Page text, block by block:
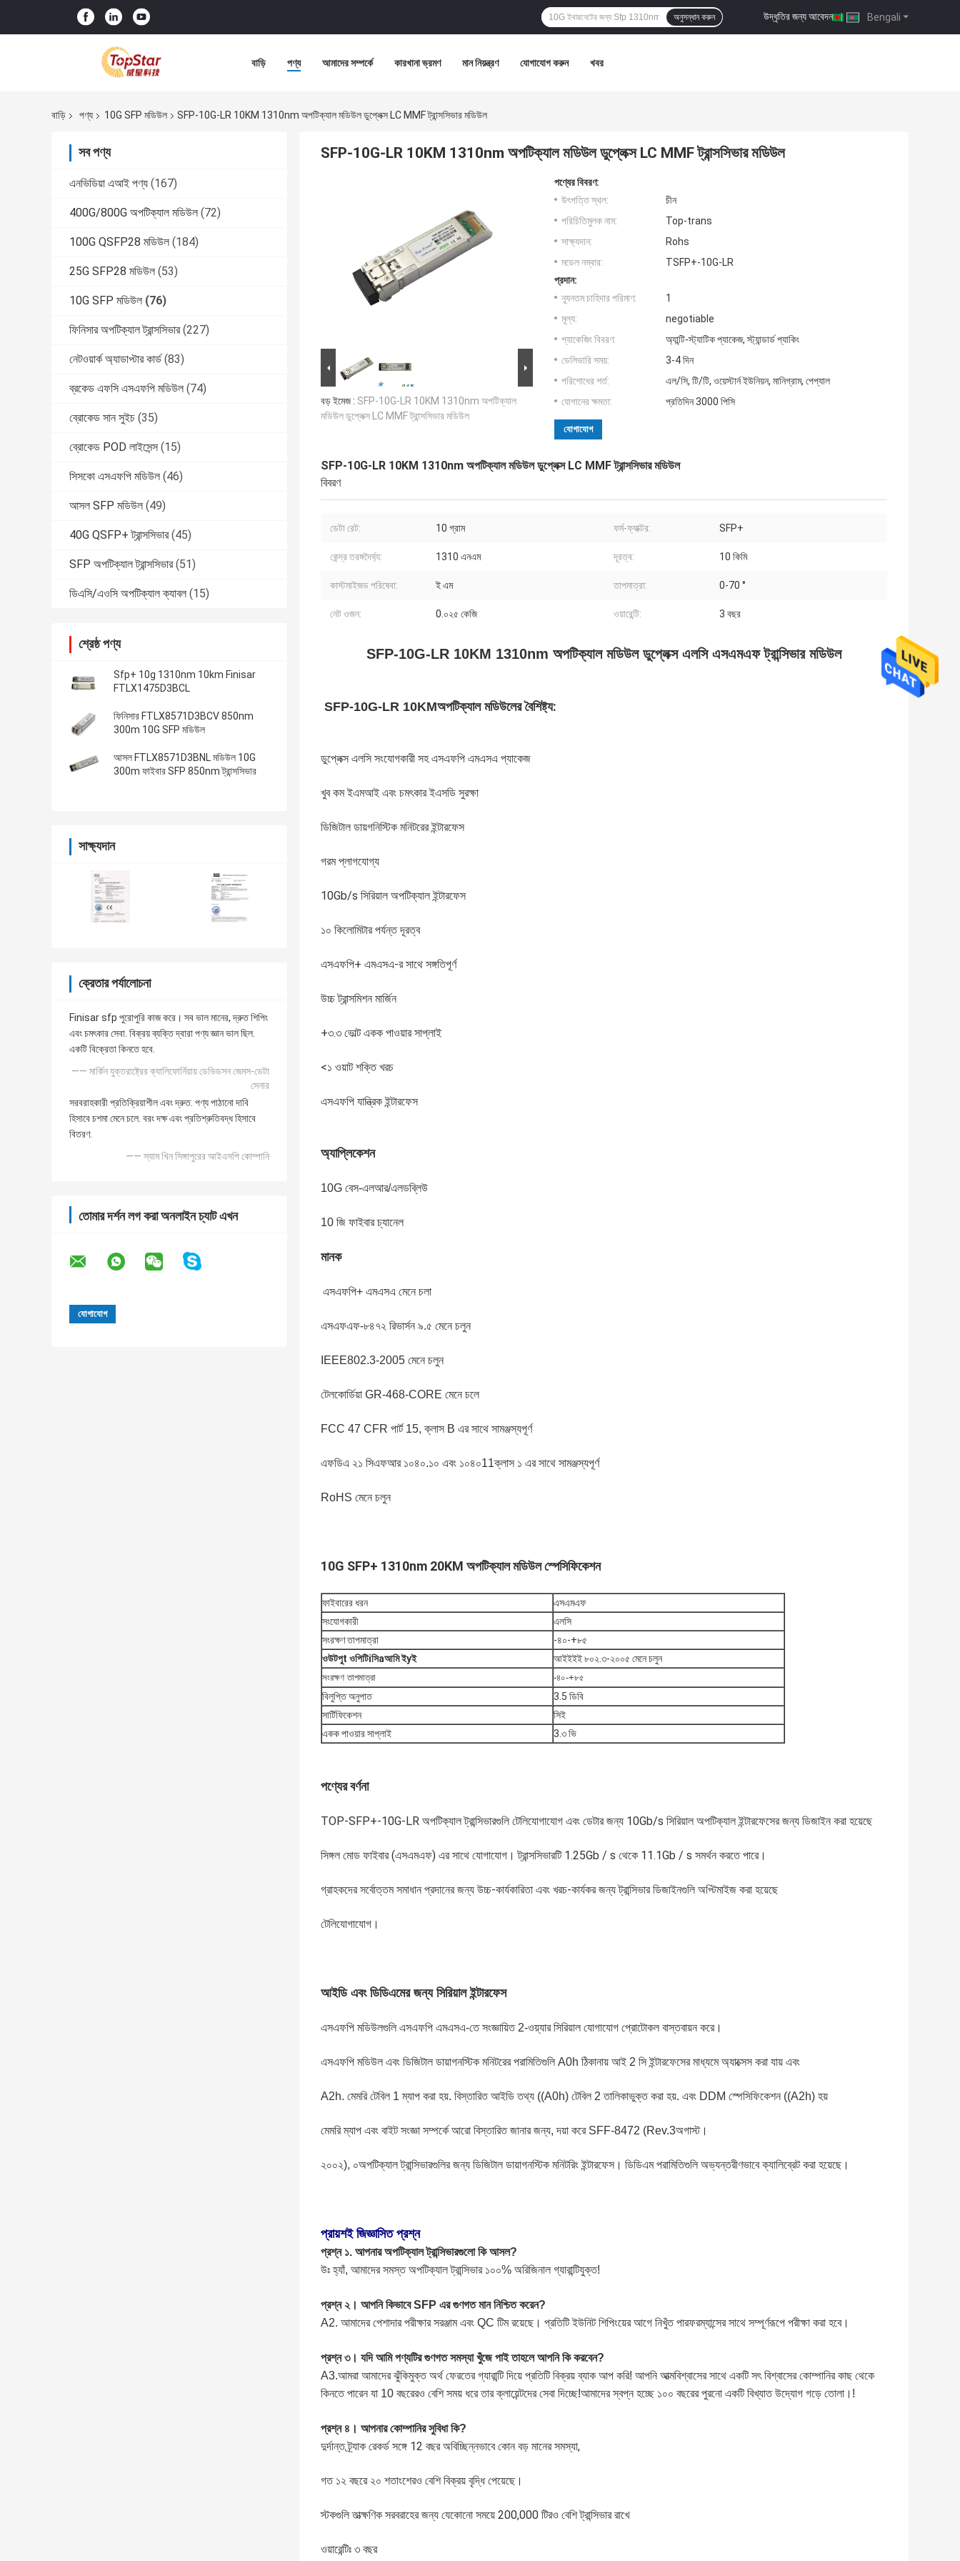
Bengali
উদ্ধৃতির জন্য আবেদন |
অনুসন্ধান করুন
বাড়ি পণ্য আমাদের সম্পর্কে কারখানা ভ্রমণ মান নিয়ন্ত্রণ যোগাযোগ করুন খবর
বাড়ি পণ্য 10G SFP মডিউল SFP-10G-LR 10KM 1310nm অপটিক্যাল মডিউল ডুপ্লেক্স LC MMF ট্রান্সসিভার মডিউল
সব পণ্য
এনভিডিয়া এআই পণ্য (167)
400G/800G অপটিক্যাল মডিউল (72)
100G QSFP28 মডিউল (184)
25G SFP28 মডিউল (53)
10G SFP মডিউল (76)
ফিনিসার অপটিক্যাল ট্রান্সসিভার (227)
নেটওয়ার্ক অ্যাডাপ্টার কার্ড (83)
ব্রকেড এফসি এসএফপি মডিউল (74)
ব্রোকেড সান সুইচ (35)
ব্রোকেড POD লাইসেন্স (15)
সিসকো এসএফপি মডিউল (46)
আসল SFP মডিউল (49)
40G QSFP+ ট্রান্সসিভার (45)
SFP অপটিক্যাল ট্রান্সসিভার (51)
ডিএসি/এওসি অপটিক্যাল ক্যাবল (15)
শ্রেষ্ঠ পণ্য
Sfp+ 10g 1310nm 10km Finisar
FTLX1475D3BCL
ফিনিসার FTLX8571D3BCV 850nm
300m 10G SFP মডিউল
আসল FTLX8571D3BNL মডিউল 10G
300m ফাইবার SFP 850nm ট্রান্সসিভার
সাক্ষ্যদান
ক্রেতার পর্যালোচনা
Finisar sfp পুরোপুরি কাজ করে। সব ভাল মানের, দ্রুত শিপিং
এবং চমৎকার সেবা. বিক্রয় ব্যক্তি দ্বারা পণ্য জ্ঞান ভাল ছিল.
একটি বিক্রেতা কিনতে হবে.
—— মার্কিন যুক্তরাষ্ট্রের ক্যালিফোর্নিয়ায় ডেভিডসন জেমস-ডেটা
সেনার
সরবরাহকারী প্রতিক্রিয়াশীল এবং দ্রুত. পণ্য পাঠানো দাবি
হিসাবে চশমা মেনে চলে. বরং দক্ষ এবং প্রতিশ্রুতিবদ্ধ হিসাবে
বিতরণ.
—— স্যাম খিন সিঙ্গাপুরের আইএসপি কোম্পানি
তোমার দর্শন লগ করা অনলাইন চ্যাট এখন
SFP-10G-LR 10KM 1310nm অপটিক্যাল মডিউল ডুপ্লেক্স LC MMF ট্রান্সসিভার মডিউল
বড় ইমেজ : SFP-10G-LR 10KM 1310nm অপটিক্যাল
মডিউল ডুপ্লেক্স LC MMF ট্রান্সসিভার মডিউল
পণ্যের বিবরণ:
উৎপত্তি স্থল:
চীন
পরিচিতিমুলক নাম:
Top-trans
সাক্ষ্যদান:
Rohs
মডেল নম্বার:
TSFP+-10G-LR
প্রদান:
ন্যূনতম চাহিদার পরিমাণ:
1
মূল্য:
negotiable
প্যাকেজিং বিবরণ:
অ্যান্টি-স্ট্যাটিক প্যাকেজ, স্ট্যান্ডার্ড প্যাকিং
ডেলিভারি সময়:
3-4 দিন
পরিশোধের শর্ত:
এল/সি, টি/টি, ওয়েস্টার্ন ইউনিয়ন, মানিগ্রাম, পেপ্যাল
যোগানের ক্ষমতা:
প্রতিদিন 3000 পিসি
যোগাযোগ
SFP-10G-LR 10KM 1310nm অপটিক্যাল মডিউল ডুপ্লেক্স LC MMF ট্রান্সসিভার মডিউল
বিবরণ
ডেটা রেট: 10 গ্রাম ফর্ম-ফ্যাক্টর: SFP+
কেন্দ্র তরঙ্গদৈর্ঘ্য: 1310 এনএম দূরত্ব: 10 কিমি
কাস্টমাইজড পরিষেবা: ই এম তাপমাত্রা: 0-70 °
নেট ওজন: 0.০২৫ কেজি ওয়ারেন্টি: 3 বছর
SFP-10G-LR 10KM 1310nm অপটিক্যাল মডিউল ডুপ্লেক্স এলসি এসএমএফ ট্রান্সিভার মডিউল
SFP-10G-LR 10KMঅপটিক্যাল মডিউলের বৈশিষ্ট্য:
ডুপ্লেক্স এলসি সংযোগকারী সহ এসএফপি এমএসএ প্যাকেজ
খুব কম ইএমআই এবং চমৎকার ইএসডি সুরক্ষা
ডিজিটাল ডায়গনিস্টিক মনিটরের ইন্টারফেস
গরম প্লাগযোগ্য
10Gb/s সিরিয়াল অপটিক্যাল ইন্টারফেস
১০ কিলোমিটার পর্যন্ত দূরত্ব
এসএফপি+ এমএসএ-র সাথে সঙ্গতিপূর্ণ
উচ্চ ট্রান্সমিশন মার্জিন
+৩.৩ ভোল্ট একক পাওয়ার সাপ্লাই
<১ ওয়াট শক্তি খরচ
এসএফপি যান্ত্রিক ইন্টারফেস
অ্যাপ্লিকেশন
10G বেস-এলআর/এলডব্লিউ
10 জি ফাইবার চ্যানেল
মানক
এসএফপি+ এমএসএ মেনে চলা
এসএফএফ-৮৪৭২ রিভার্সন ৯.৫ মেনে চলুন
IEEE802.3-2005 মেনে চলুন
টেলকোর্ডিয়া GR-468-CORE মেনে চলে
FCC 47 CFR পার্ট 15, ক্লাস B এর সাথে সামঞ্জস্যপূর্ণ
এফডিএ ২১ সিএফআর ১০৪০.১০ এবং ১০৪০11ক্লাস ১ এর সাথে সামঞ্জস্যপূর্ণ
RoHS মেনে চলুন
10G SFP+ 1310nm 20KM অপটিক্যাল মডিউল স্পেসিফিকেশন
ফাইবারের ধরন
এসএমএফ
সংযোগকারী
এলসি
সংরক্ষণ তাপমাত্রা
-৪০-+৮৫
ওউটপুt ওপিটিiসিaআমিইyই আইইইই ৮০২.৩-২০০৫ মেনে চলুন
সংরক্ষণ তাপমাত্রা -৪০-+৮৫
বিলুপ্তি অনুপাত
3.5 ডিবি
সার্টিফিকেশন
সিই
একক পাওয়ার সাপ্লাই
3.৩ ভি
পণ্যের বর্ণনা
TOP-SFP+-10G-LR অপটিক্যাল ট্রান্সিভারগুলি টেলিযোগাযোগ এবং ডেটার জন্য 10Gb/s সিরিয়াল অপটিক্যাল ইন্টারফেসের জন্য ডিজাইন করা হয়েছে
সিঙ্গল মোড ফাইবার (এসএমএফ) এর সাথে যোগাযোগ। ট্রান্সসিভারটি 1.25Gb / s থেকে 11.1Gb / s সমর্থন করতে পারে।
গ্রাহকদের সর্বোত্তম সমাধান প্রদানের জন্য উচ্চ-কার্যকারিতা এবং খরচ-কার্যকর জন্য ট্রান্সিভার ডিজাইনগুলি অপ্টিমাইজ করা হয়েছে
টেলিযোগাযোগ।
আইডি এবং ডিডিএমের জন্য সিরিয়াল ইন্টারফেস
এসএফপি মডিউলগুলি এসএফপি এমএসএ-তে সংজ্ঞায়িত 2-ওয়্যার সিরিয়াল যোগাযোগ প্রোটোকল বাস্তবায়ন করে।
এসএফপি মডিউল এবং ডিজিটাল ডায়াগনস্টিক মনিটরের পরামিতিগুলি A0h ঠিকানায় আই 2 সি ইন্টারফেসের মাধ্যমে অ্যাক্সেস করা যায় এবং
A2h. মেমরি টেবিল 1 ম্যাপ করা হয়. বিস্তারিত আইডি তথ্য ((A0h) টেবিল 2 তালিকাভুক্ত করা হয়. এবং DDM স্পেসিফিকেশন ((A2h) হয়
মেমরি ম্যাপ এবং বাইট সংজ্ঞা সম্পর্কে আরো বিস্তারিত জানার জন্য, দয়া করে SFF-8472 (Rev.3অগাস্ট।
২০০২), ০অপটিক্যাল ট্রান্সিভারগুলির জন্য ডিজিটাল ডায়াগনস্টিক মনিটরিং ইন্টারফেস। ডিডিএম পরামিতিগুলি অভ্যন্তরীণভাবে ক্যালিব্রেট করা হয়েছে।
প্রায়শই জিজ্ঞাসিত প্রশ্ন
প্রশ্ন ১. আপনার অপটিক্যাল ট্রান্সিভারগুলো কি আসল?
উঃ হ্যাঁ, আমাদের সমস্ত অপটিক্যাল ট্রান্সিভার ১০০% অরিজিনাল গ্যারান্টিযুক্ত!
প্রশ্ন ২। আপনি কিভাবে SFP এর গুণগত মান নিশ্চিত করেন?
A2. আমাদের পেশাদার পরীক্ষার সরঞ্জাম এবং QC টিম রয়েছে। প্রতিটি ইউনিট শিপিংয়ের আগে নিখুঁত পারফরম্যান্সের সাথে সম্পূর্ণরূপে পরীক্ষা করা হবে।
প্রশ্ন ৩। যদি আমি পণ্যটির গুণগত সমস্যা খুঁজে পাই তাহলে আপনি কি করবেন?
A3.আমরা আমাদের ঝুঁকিমুক্ত অর্থ ফেরতের গ্যারান্টি দিয়ে প্রতিটি বিক্রয় ব্যাক আপ করি! আপনি আত্মবিশ্বাসের সাথে একটি সৎ বিশ্বাসের কোম্পানির কাছ থেকে
কিনতে পারেন যা 10 বছরেরও বেশি সময় ধরে তার ক্লায়েন্টদের সেবা দিচ্ছে!আমাদের স্বপ্ন হচ্ছে ১০০ বছরের পুরনো একটি বিখ্যাত উদ্যোগ গড়ে তোলা।!
প্রশ্ন ৪। আপনার কোম্পানির সুবিধা কি?
দুর্দান্ত ট্র্যাক রেকর্ড সঙ্গে 12 বছর অবিচ্ছিন্নভাবে কোন বড় মানের সমস্যা,
গত ১২ বছরে ২০ শতাংশেরও বেশি বিক্রয় বৃদ্ধি পেয়েছে।
স্টকগুলি তাত্ক্ষণিক সরবরাহের জন্য যেকোনো সময়ে 200,000 টিরও বেশি ট্রান্সিভার রাখে
ওয়ারেন্টিঃ ৩ বছর